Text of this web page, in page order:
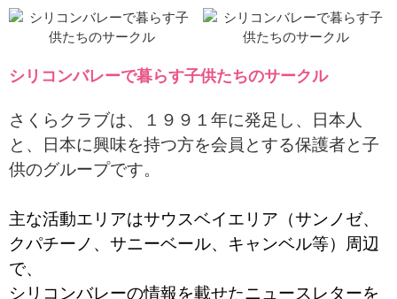
シリコンバレーで暮らす子供たちのサークル
さくらクラブは、１９９１年に発足し、日本人
と、日本に興味を持つ方を会員とする保護者と子
供のグループです。
主な活動エリアはサウスベイエリア（サンノゼ、
クパチーノ、サニーベール、キャンベル等）周辺
で、
シリコンバレーの情報を載せたニュースレターを